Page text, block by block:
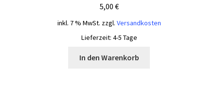
5,00 €
inkl. 7 % MwSt. zzgl. Versandkosten
Lieferzeit: 4-5 Tage
In den Warenkorb